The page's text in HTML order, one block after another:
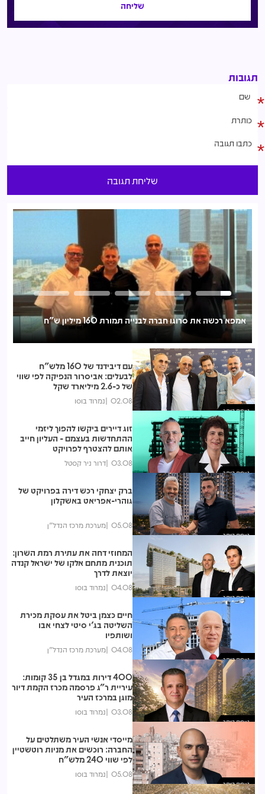
תגובות
אמפא רכשה את סרוגו חברה לבנייה תמורת 160 מיליון ש"ח
נצפות ביותר
עם דיבידנד של 160 מלש"ח
לבעלים: אביסרור הנפיקה לפי שווי
של כ-2.6 מיליארד שקל
02.08 נמרוד בוסו
נצפות ביותר
זוג דיירים ביקשו להפוך ליזמי
ההתחדשות בעצמם - העליון חייב
אותם להצטרף לפרויקט
03.08 דרור ניר קסטל
נצפות ביותר
ברק יצחקי רכש דירה בפרויקט של
גוהרי-אפריאט באשקלון
05.08 מערכת מרכז הנדל"ן
נצפות ביותר
המחוזי דחה את עתירת רמת השרון:
תוכנית מתחם אלקו של ישראל קנדה
יוצאת לדרך
04.08 נמרוד בוסו
נצפות ביותר
חיים כצמן ביטל את עסקת מכירת
השליטה בג'י סיטי לצחי אבו
ושותפיו
04.08 מערכת מרכז הנדל"ן
נצפות ביותר
400 דירות במגדל בן 35 קומות:
עיריית ר"ג פרסמה מכרז הקמת דיור
מוגן במרכז העיר
03.08 נמרוד בוסו
נצפות ביותר
מייסדי אנשי העיר משתלטים על
החברה: רוכשים את מניות רוטשטיין
לפי שווי 240 מלש"ח
05.08 נמרוד בוסו